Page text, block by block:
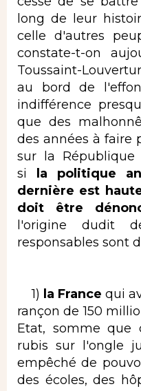
long de leur
celle d'autres
constate-t-on
Toussaint-
au bord de
indifférence
que des
des années à faire
sur la République
si la politique
dernière est
doit être
l'origine dudit
responsables sont
1) la France qui
rançon de 150
Etat, somme que
rubis sur l'ongle
empêché de
des écoles, des